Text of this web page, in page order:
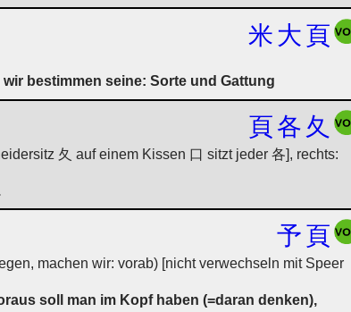
米 大頁
bestimmen seine: Sorte und Gattung
頁各 夂
夂 auf einem Kissen 口 sitzt jeder 各], rechts:
予頁
machen wir: vorab) [nicht verwechseln mit Speer
soll man im Kopf haben (=daran denken),